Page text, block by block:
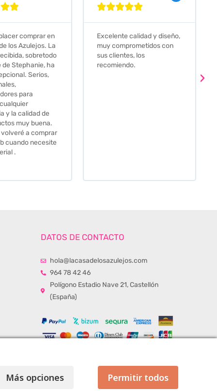

calidad y diseño,
con
los

Que decir, si teneis que
comprar alguna baldosa
este és el sitio indicado! Yo
pedi una muestra y me
DATOS DE CONTACTO
hola@lacasadelosazulejos.com
964 78 42 46
Polígono Estadio Nave 21, Castellón
(España)
Más opciones Permitir todos